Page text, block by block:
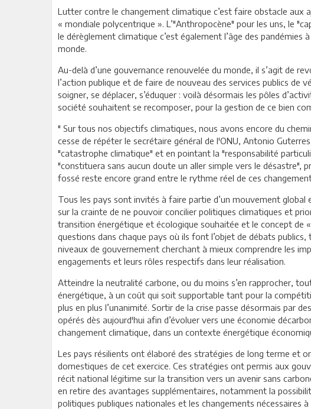
Lutter contre le changement climatique c’est faire obstacle aux
« mondiale polycentrique ». L’"Anthropocène" pour les uns, le
le dérèglement climatique c’est également l’âge des pandémies
monde.
Au-delà d’une gouvernance renouvelée du monde, il s’agit de
l’action publique et de faire de nouveau des services publics de
soigner, se déplacer, s’éduquer : voilà désormais les pôles
société souhaitent se recomposer, pour la gestion de ce bien
" Sur tous nos objectifs climatiques, nous avons encore du
cesse de répéter le secrétaire général de l'ONU, Antonio
"catastrophe climatique" et en pointant la "responsabilité
"constituera sans aucun doute un aller simple vers le désastre",
fossé reste encore grand entre le rythme réel de ces
Tous les pays sont invités à faire partie d’un mouvement
sur la crainte de ne pouvoir concilier politiques climatiques et
transition énergétique et écologique souhaitée et le concept de
questions dans chaque pays où ils font l’objet de débats
niveaux de gouvernement cherchant à mieux comprendre les
engagements et leurs rôles respectifs dans leur réalisation.
Atteindre la neutralité carbone, ou du moins s’en rapprocher,
énergétique, à un coût qui soit supportable tant pour la
plus en plus l’unanimité. Sortir de la crise passe désormais par
opérés dès aujourd'hui afin d’évoluer vers une économie
changement climatique, dans un contexte énergétique
Les pays résilients ont élaboré des stratégies de long terme et
domestiques de cet exercice. Ces stratégies ont permis aux
récit national légitime sur la transition vers un avenir sans
en retire des avantages supplémentaires, notamment la
politiques publiques nationales et les changements nécessaires